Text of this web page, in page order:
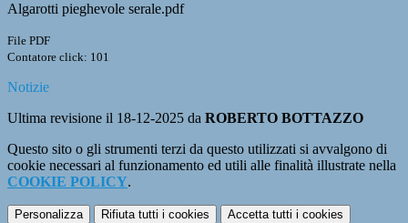
Algarotti pieghevole serale.pdf
File PDF
Contatore click: 101
Notizie
Ultima revisione il 18-12-2025 da ROBERTO BOTTAZZO
Questo sito o gli strumenti terzi da questo utilizzati si avvalgono di
cookie necessari al funzionamento ed utili alle finalità illustrate nella
COOKIE POLICY.
Personalizza Rifiuta tutti i cookies Accetta tutti i cookies